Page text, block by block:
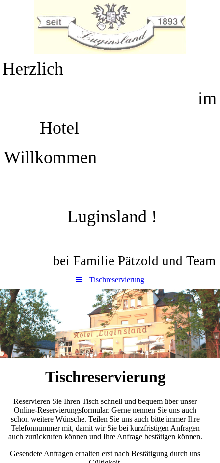
Herzlich
im
Hotel
Willkommen
Luginsland !
bei Familie Pätzold und Team
Tischreservierung
Tischreservierung
Reservieren Sie Ihren Tisch schnell und bequem über unser
Online-Reservierungsformular. Gerne nennen Sie uns auch
schon weitere Wünsche. Teilen Sie uns auch bitte immer Ihre
Telefonnummer mit, damit wir Sie bei kurzfristigen Anfragen
auch zurückrufen können und Ihre Anfrage bestätigen können.
Gesendete Anfragen erhalten erst nach Bestätigung durch uns